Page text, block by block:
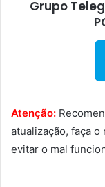
Grupo
Atenção:
atualização, faça
evitar o mal